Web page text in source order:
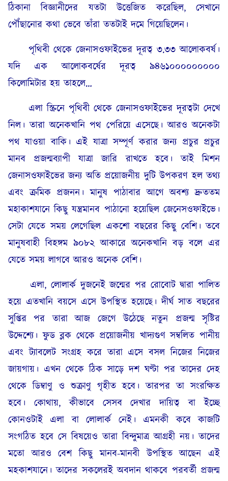
ঠিকানা বিজ্ঞানীদের যতটা উত্তেজিত করেছিল, সেখানে
পৌঁছানোর কথা ভেবে তাঁরা ততটাই দমে গিয়েছিলেন।
পৃথিবী থেকে জেনাসওফাইভের দূরত্ব ৩.৩৩ আলোকবর্ষ।
যদি এক আলোকবর্ষের দূরত্ব ৯৪৬১০০০০০০০০০
কিলোমিটার হয় তাহলে…
এলা স্ক্রিনে পৃথিবী থেকে জেনাসওফাইভের দূরত্বটা দেখে
নিল। তারা অনেকখানি পথ পেরিয়ে এসেছে। আরও অনেকটা
পথ যাওয়া বাকি। এই যাত্রা সম্পূর্ণ করার জন্য প্রচুর প্রচুর
মানব প্রজন্মব্যাপী যাত্রা জারি রাখতে হবে। তাই মিশন
জেনাসওফাইভের জন্য অতি প্রয়োজনীয় দুটি উপকরণ হল তথ্য
এবং ক্রমিক প্রজনন। মানুষ পাঠাবার আগে অবশ্য দ্রুততম
মহাকাশযানে কিছু যন্ত্রমানব পাঠানো হয়েছিল জেনেসওফাইভে।
সেটা যেতে সময় লেগেছিল একশো বছরের কিছু বেশি। তবে
মানুষবাহী বিহঙ্গম ৯০৮২ আকারে অনেকখানি বড় বলে এর
যেতে সময় লাগবে আরও অনেক বেশি।
এলা, লোলার্ক দুজনেই জন্মের পর রোবোট দ্বারা পালিত
হয়ে এতখানি বয়সে এসে উপস্থিত হয়েছে। দীর্ঘ সাত বছরের
সুপ্তির পর তারা আজ জেগে উঠেছে নতুন প্রজন্ম সৃষ্টির
উদ্দেশ্যে। ফুড ব্লক থেকে প্রয়োজনীয় খাদ্যগুণ সম্বলিত পানীয়
এবং ট্যাবলেট সংগ্রহ করে তারা এসে বসল নিজের নিজের
জায়গায়। এখন থেকে ঠিক সাড়ে দশ ঘণ্টা পর তাদের দেহ
থেকে ডিম্বাণু ও শুক্রাণু গৃহীত হবে। তারপর তা সংরক্ষিত
হবে। কোথায়, কীভাবে সেসব দেখার দায়িত্ব বা ইচ্ছে
কোনওটাই এলা বা লোলার্ক নেই। এমনকী কবে কাজটি
সংগঠিত হবে সে বিষয়েও তারা বিন্দুমাত্র আগ্রহী নয়। তাদের
মতো আরও বেশ কিছু মানব-মানবী উপস্থিত আছেন এই
মহকাশযানে। তাদের সকলেরই অবদান থাকবে পরবর্তী প্রজন্ম